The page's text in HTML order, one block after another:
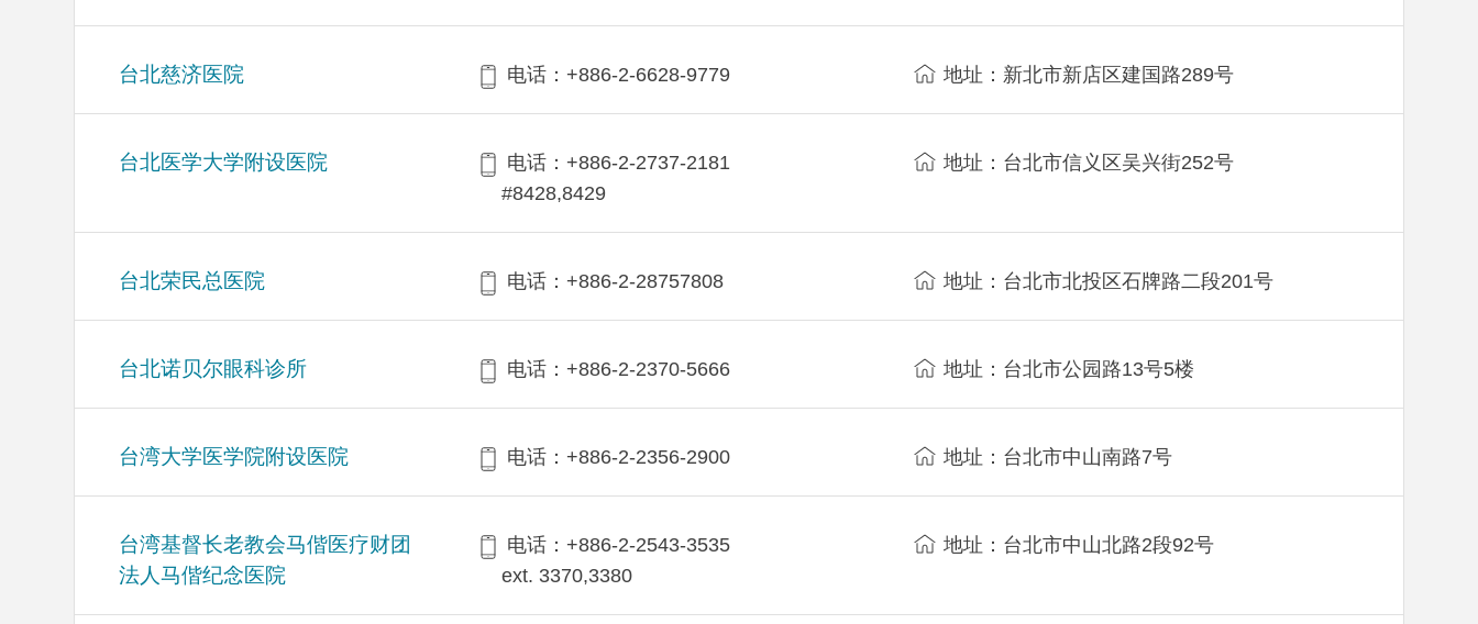
台北慈济医院 电话：+886-2-6628-9779 地址：新北市新店区建国路289号
台北医学大学附设医院
电话：+886-2-2737-2181
#8428,8429
地址：台北市信义区吴兴街252号
台北荣民总医院 电话：+886-2-28757808 地址：台北市北投区石牌路二段201号
台北诺贝尔眼科诊所 电话：+886-2-2370-5666 地址：台北市公园路13号5楼
台湾大学医学院附设医院 电话：+886-2-2356-2900 地址：台北市中山南路7号
台湾基督长老教会马偕医疗财团
法人马偕纪念医院
电话：+886-2-2543-3535
ext. 3370,3380
地址：台北市中山北路2段92号